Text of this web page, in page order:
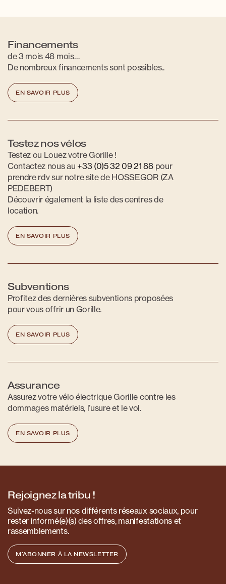
Financements
de 3 mois 48 mois…
De nombreux financements sont possibles..
EN SAVOIR PLUS
Testez nos vélos
Testez ou Louez votre Gorille !
Contactez nous au +33 (0)5 32 09 21 88pour
prendre rdv sur notre site de HOSSEGOR (ZA
PEDEBERT)
Découvrir également la liste des centres de
location.
EN SAVOIR PLUS
Subventions
Profitez des dernières subventions proposées
pour vous offrir un Gorille.
EN SAVOIR PLUS
Assurance
Assurez votre vélo électrique Gorille contre les
dommages matériels, l’usure et le vol.
EN SAVOIR PLUS
Rejoignez la tribu !
Suivez-nous sur nos différents réseaux sociaux, pour
rester informé(e)(s) des offres, manifestations et
rassemblements.
M'ABONNER À LA NEWSLETTER